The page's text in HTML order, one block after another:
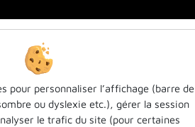
pour personnaliser l’affichage (barre de
ou dyslexie etc.), gérer la session
le trafic du site (pour certaines